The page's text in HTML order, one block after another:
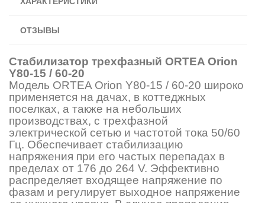
ОТЗЫВЫ
Стабилизатор трехфазный ORTEA Orion
Y80-15 / 60-20
Модель ORTEA Orion Y80-15 / 60-20 широко
применяется на дачах, в коттеджных
поселках, а также на небольших
производствах, с трехфазной
электрической сетью и частотой тока 50/60
Гц. Обеспечивает стабилизацию
напряжения при его частых перепадах в
пределах от 176 до 264 V. Эффективно
распределяет входящее напряжение по
фазам и регулирует выходное напряжение